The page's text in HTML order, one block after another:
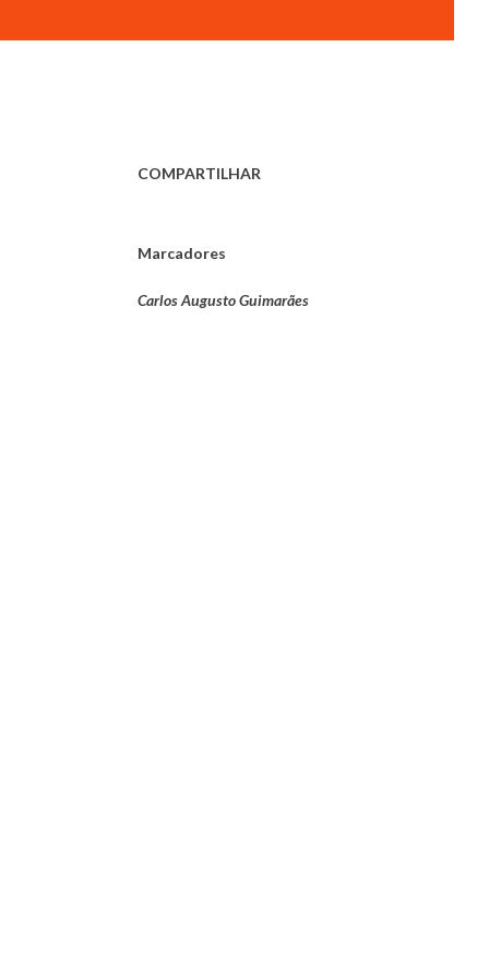
COMPARTILHAR
Marcadores
Carlos Augusto Guimarães